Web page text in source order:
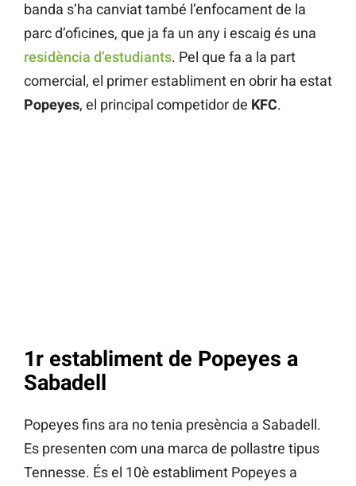
banda s’ha canviat també l’enfocament de la
parc d’oficines, que ja fa un any i escaig és una
residència d’estudiants. Pel que fa a la part
comercial, el primer establiment en obrir ha estat
Popeyes, el principal competidor de KFC.
1r establiment de Popeyes a
Sabadell
Popeyes fins ara no tenia presència a Sabadell.
Es presenten com una marca de pollastre tipus
Tennesse. És el 10è establiment Popeyes a